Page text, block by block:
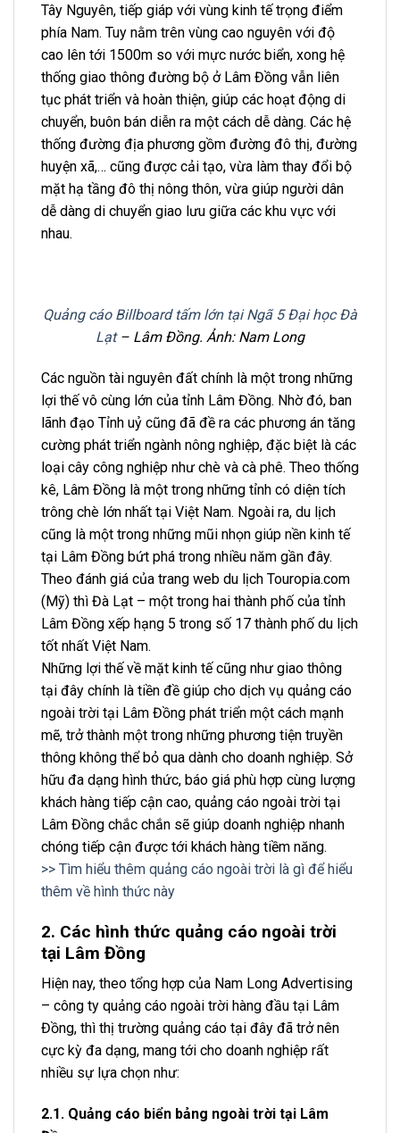
Tây Nguyên, tiếp giáp với vùng kinh tế trọng điểm
phía Nam. Tuy nằm trên vùng cao nguyên với độ
cao lên tới 1500m so với mực nước biển, xong hệ
thống giao thông đường bộ ở Lâm Đồng vẫn liên
tục phát triển và hoàn thiện, giúp các hoạt động di
chuyển, buôn bán diễn ra một cách dễ dàng. Các hệ
thống đường địa phương gồm đường đô thị, đường
huyện xã,… cũng được cải tạo, vừa làm thay đổi bộ
mặt hạ tầng đô thị nông thôn, vừa giúp người dân
dễ dàng di chuyển giao lưu giữa các khu vực với
nhau.
Quảng cáo Billboard tấm lớn tại Ngã 5 Đại học Đà
Lạt– Lâm Đồng. Ảnh: Nam Long
Các nguồn tài nguyên đất chính là một trong những
lợi thế vô cùng lớn của tỉnh Lâm Đồng. Nhờ đó, ban
lãnh đạo Tỉnh uỷ cũng đã đề ra các phương án tăng
cường phát triển ngành nông nghiệp, đặc biệt là các
loại cây công nghiệp như chè và cà phê. Theo thống
kê, Lâm Đồng là một trong những tỉnh có diện tích
trông chè lớn nhất tại Việt Nam. Ngoài ra, du lịch
cũng là một trong những mũi nhọn giúp nền kinh tế
tại Lâm Đồng bứt phá trong nhiều năm gần đây.
Theo đánh giá của trang web du lịch Touropia.com
(Mỹ) thì Đà Lạt – một trong hai thành phố của tỉnh
Lâm Đồng xếp hạng 5 trong số 17 thành phố du lịch
tốt nhất Việt Nam.
Những lợi thế về mặt kinh tế cũng như giao thông
tại đây chính là tiền đề giúp cho dịch vụ quảng cáo
ngoài trời tại Lâm Đồng phát triển một cách mạnh
mẽ, trở thành một trong những phương tiện truyền
thông không thể bỏ qua dành cho doanh nghiệp. Sở
hữu đa dạng hình thức, báo giá phù hợp cùng lượng
khách hàng tiếp cận cao, quảng cáo ngoài trời tại
Lâm Đồng chắc chắn sẽ giúp doanh nghiệp nhanh
chóng tiếp cận được tới khách hàng tiềm năng.
>> Tìm hiểu thêm quảng cáo ngoài trời là gì để hiểu
thêm về hình thức này
2. Các hình thức quảng cáo ngoài trời
tại Lâm Đồng
Hiện nay, theo tổng hợp của Nam Long Advertising
– công ty quảng cáo ngoài trời hàng đầu tại Lâm
Đồng, thì thị trường quảng cáo tại đây đã trở nên
cực kỳ đa dạng, mang tới cho doanh nghiệp rất
nhiều sự lựa chọn như:
2.1. Quảng cáo biển bảng ngoài trời tại Lâm